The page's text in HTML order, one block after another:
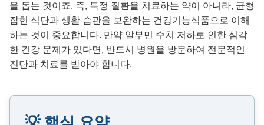
을 돕는 것이죠. 즉, 특정 질환을 치료하는 약이 아니라, 균형
잡힌 식단과 생활 습관을 보완하는 건강기능식품으로 이해
하는 것이 중요합니다. 만약 알부민 수치 저하로 인한 심각
한 건강 문제가 있다면, 반드시 병원을 방문하여 전문적인
진단과 치료를 받아야 합니다.